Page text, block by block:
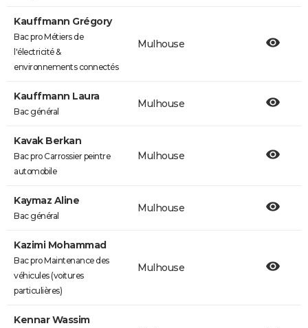
Kauffmann Grégory
Bac pro Métiers de
l'électricité &
environnements connectés
Mulhouse
Kauffmann Laura
Bac général
Mulhouse
Kavak Berkan
Bac pro Carrossier peintre
automobile
Mulhouse
Kaymaz Aline
Bac général
Mulhouse
Kazimi Mohammad
Bac pro Maintenance des
véhicules (voitures
particulières)
Mulhouse
Kennar Wassim